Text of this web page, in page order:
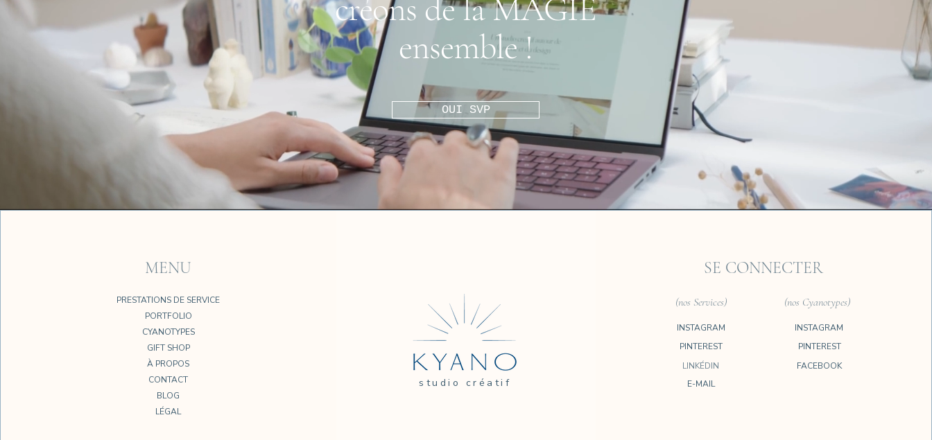
créons de la MAGIE
ensemble !
OUI SVP
MENU
PRESTATIONS DE SERVICE
PORTFOLIO
CYANOTYPES
GIFT SHOP
À PROPOS
CONTACT
BLOG
LÉGAL
studio créatif
SE CONNECTER
(nos Services)
INSTAGRAM
PINTEREST
LINKÉDIN
E-MAIL
(nos Cyanotypes)
INSTAGRAM
PINTEREST
FACEBOOK